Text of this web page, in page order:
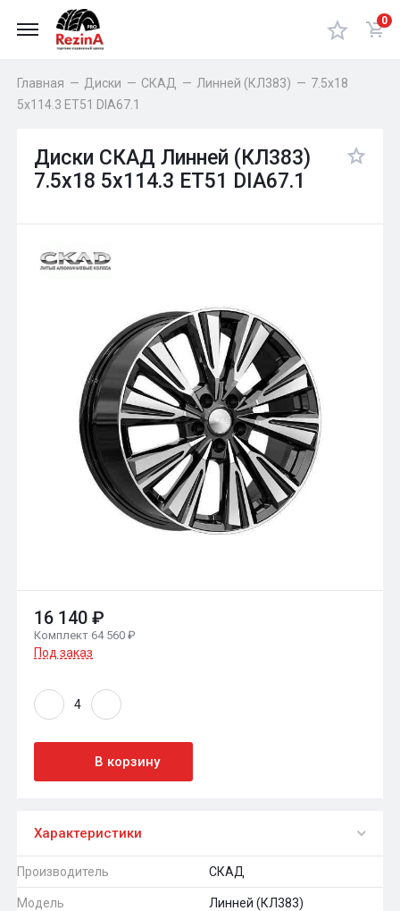
0
Главная — Диски — СКАД — Линней (КЛ383) — 7.5x18
5x114.3 ET51 DIA67.1
Диски СКАД Линней (КЛ383)
7.5x18 5x114.3 ET51 DIA67.1
16 140 ₽
Комплект 64 560 ₽
Под заказ
В корзину
Характеристики
Производитель СКАД
Модель Линней (КЛ383)